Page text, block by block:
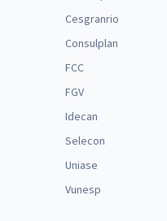
Cesgranrio
Consulplan
FCC
FGV
Idecan
Selecon
Uniase
Vunesp